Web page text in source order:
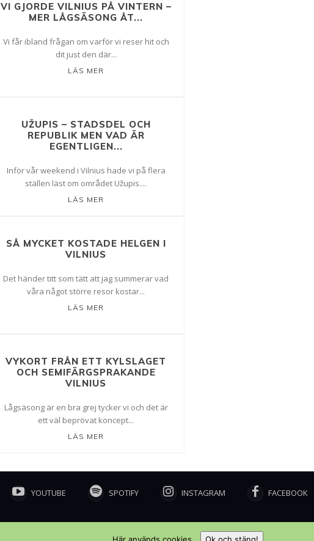
VI GJORDE VILNIUS PÅ VINTERN –
MER LÅGSÄSONG ÅT...
Vi får ibland frågan om varför vi reser hit och
dit just den där...
LÄS MER
UŽUPIS – STADSDEL OCH
REPUBLIK MEN VAD ÄR
EGENTLIGEN...
Inför vår weekend i Vilnius hade vi på flera
ställen läst om området Užupis....
LÄS MER
SÅ MYCKET KOSTADE HELGEN I
VILNIUS
Det händer titt som tätt att jag summerar vad
våra något större resor kostar...
LÄS MER
VYKORT FRÅN ETT KYLSLAGET
OCH SEMIFÄRGSPRAKANDE
VILNIUS
Lågsäsong är en bra grej tycker vi och det är
ett väl beprövat koncept...
LÄS MER
YOUTUBE SPOTIFY INSTAGRAM FACEBOOK